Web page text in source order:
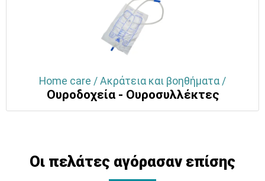
Home care / Ακράτεια και βοηθήματα /
Ουροδοχεία - Ουροσυλλέκτες
Οι πελάτες αγόρασαν επίσης